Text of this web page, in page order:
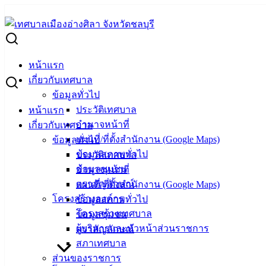
to
content
หน้าแรก
เกี่ยวกับเทศบาล
ข้อมูลทั่วไป
ประวัติเทศบาล
อำนาจหน้าที่
แผนที่/ที่ตั้งสำนักงาน (Google Maps)
ข้อมูลสภาพทั่วไป
ข้อมูลชุมชน
ตราสัญลักษณ์
โครงสร้างองค์กร
โครงสร้างเทศบาล
ผู้บริหารและหัวหน้าส่วนราชการ
สภาเทศบาล
ส่วนของราชการ
หน้าแรก
เกี่ยวกับเทศบาล
ข้อมูลทั่วไป
ประวัติเทศบาล
อำนาจหน้าที่
แผนที่/ที่ตั้งสำนักงาน (Google Maps)
ข้อมูลสภาพทั่วไป
ข้อมูลชุมชน
ตราสัญลักษณ์
Search
for:
ผู้ชนะการเสนอราคา ปลั๊กไฟ 5 ช่อง
กันยายน 4, 2024กันยายน 10, 2024